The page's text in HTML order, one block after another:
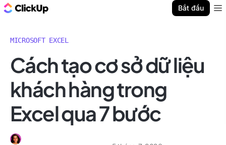
Bắt đầu
MICROSOFT EXCEL
Cách tạo cơ sở dữ liệu
khách hàng trong
Excel qua 7 bước